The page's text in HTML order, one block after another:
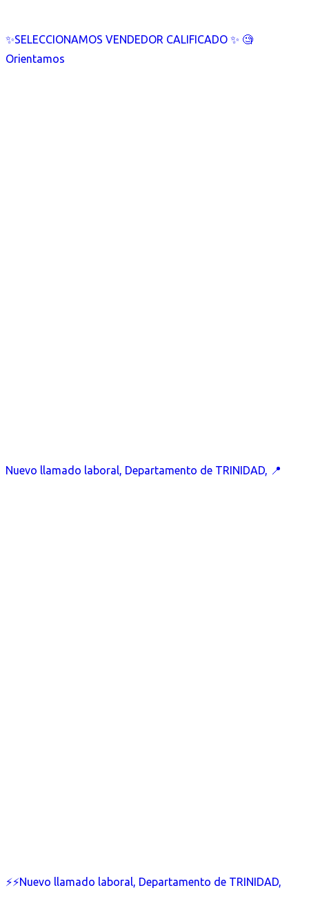
✨SELECCIONAMOS VENDEDOR CALIFICADO ✨ 🧐
Orientamos
Nuevo llamado laboral, Departamento de TRINIDAD, 📍
⚡⚡Nuevo llamado laboral, Departamento de TRINIDAD,